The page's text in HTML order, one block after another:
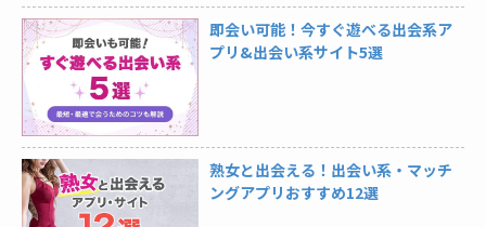
即会い可能！今すぐ遊べる出会系ア
プリ&出会い系サイト5選
熟女と出会える！出会い系・マッチ
ングアプリおすすめ12選